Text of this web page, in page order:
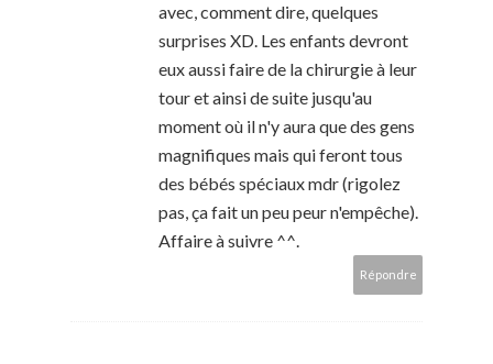
avec, comment dire, quelques
surprises XD. Les enfants devront
eux aussi faire de la chirurgie à leur
tour et ainsi de suite jusqu'au
moment où il n'y aura que des gens
magnifiques mais qui feront tous
des bébés spéciaux mdr (rigolez
pas, ça fait un peu peur n'empêche).
Affaire à suivre ^^.
Répondre